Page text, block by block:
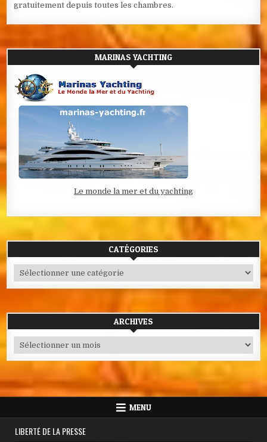
gratuitement depuis toutes les chambres.
MARINAS YACHTING
Le monde la mer et du yachting
CATÉGORIES
Catégories
ARCHIVES
Archives
MENU
LIBERTÉ DE LA PRESSE